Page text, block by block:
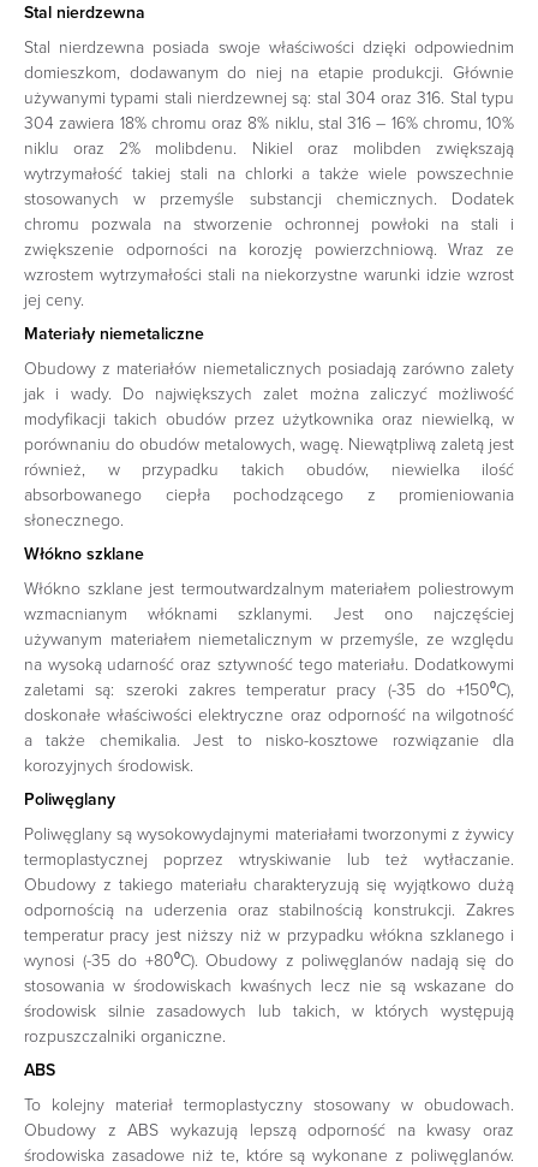
Stal nierdzewna
Stal nierdzewna posiada swoje właściwości dzięki odpowiednim
domieszkom, dodawanym do niej na etapie produkcji. Głównie
używanymi typami stali nierdzewnej są: stal 304 oraz 316. Stal typu
304 zawiera 18% chromu oraz 8% niklu, stal 316 – 16% chromu, 10%
niklu oraz 2% molibdenu. Nikiel oraz molibden zwiększają
wytrzymałość takiej stali na chlorki a także wiele powszechnie
stosowanych w przemyśle substancji chemicznych. Dodatek
chromu pozwala na stworzenie ochronnej powłoki na stali i
zwiększenie odporności na korozję powierzchniową. Wraz ze
wzrostem wytrzymałości stali na niekorzystne warunki idzie wzrost
jej ceny.
Materiały niemetaliczne
Obudowy z materiałów niemetalicznych posiadają zarówno zalety
jak i wady. Do największych zalet można zaliczyć możliwość
modyfikacji takich obudów przez użytkownika oraz niewielką, w
porównaniu do obudów metalowych, wagę. Niewątpliwą zaletą jest
również, w przypadku takich obudów, niewielka ilość
absorbowanego ciepła pochodzącego z promieniowania
słonecznego.
Włókno szklane
Włókno szklane jest termoutwardzalnym materiałem poliestrowym
wzmacnianym włóknami szklanymi. Jest ono najczęściej
używanym materiałem niemetalicznym w przemyśle, ze względu
na wysoką udarność oraz sztywność tego materiału. Dodatkowymi
zaletami są: szeroki zakres temperatur pracy (-35 do +150⁰C),
doskonałe właściwości elektryczne oraz odporność na wilgotność
a także chemikalia. Jest to nisko-kosztowe rozwiązanie dla
korozyjnych środowisk.
Poliwęglany
Poliwęglany są wysokowydajnymi materiałami tworzonymi z żywicy
termoplastycznej poprzez wtryskiwanie lub też wytłaczanie.
Obudowy z takiego materiału charakteryzują się wyjątkowo dużą
odpornością na uderzenia oraz stabilnością konstrukcji. Zakres
temperatur pracy jest niższy niż w przypadku włókna szklanego i
wynosi (-35 do +80⁰C). Obudowy z poliwęglanów nadają się do
stosowania w środowiskach kwaśnych lecz nie są wskazane do
środowisk silnie zasadowych lub takich, w których występują
rozpuszczalniki organiczne.
ABS
To kolejny materiał termoplastyczny stosowany w obudowach.
Obudowy z ABS wykazują lepszą odporność na kwasy oraz
środowiska zasadowe niż te, które są wykonane z poliwęglanów.